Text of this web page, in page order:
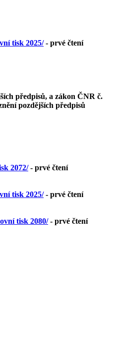
tisk 2025/- prvé čtení
předpisů, a zákon ČNR č.
pozdějších předpisů
2072/- prvé čtení
tisk 2025/- prvé čtení
tisk 2080/- prvé čtení